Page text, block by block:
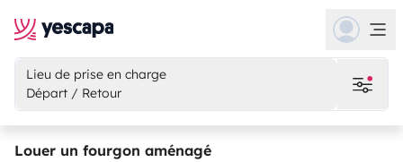
Lieu de prise en charge
Départ / Retour
Louer un fourgon aménagé